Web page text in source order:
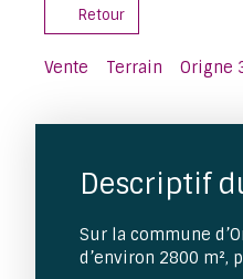
Retour
Vente Terrain Origne
Descriptif
Sur la commune
d’environ 2800